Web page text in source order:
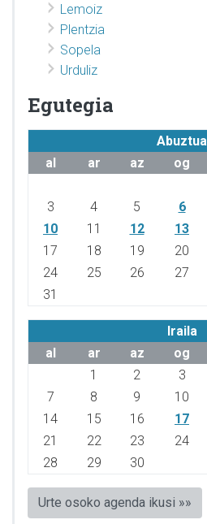
Lemoiz
Plentzia
Sopela
Urduliz
Egutegia
Abuztua
al
ar az og
3
4 5 6
10
11 12 13
17
18 19 20
24
25 26 27
31
Iraila
al
ar az og
1
2 3
7
8 9 10
14
15 16 17
21
22 23 24
28
29 30
Urte osoko agenda ikusi »»